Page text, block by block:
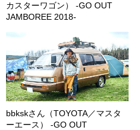
カスターワゴン） -GO OUT
JAMBOREE 2018-
bbkskさん（TOYOTA／マスタ
ーエース） -GO OUT